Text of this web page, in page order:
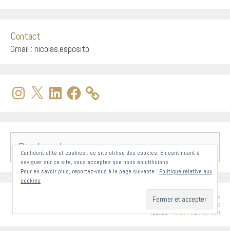
Contact
Gmail : nicolas.esposito
Instagram
X LinkedInFacebook
CMSWordPress
Modèle GeneratePress
IcônesFreepikviaFlatIcon
Confidentialité et cookies : ce site utilise des cookies. En continuant à
naviguer sur ce site, vous acceptez que nous en utilisions.
Pour en savoir plus, reportez-vous à la page suivante : Politique relative aux
cookies